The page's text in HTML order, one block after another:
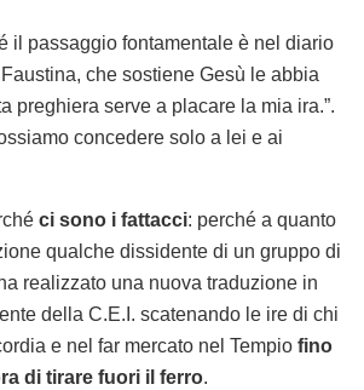
il passaggio fontamentale è nel diario
che sostiene Gesù le abbia
preghiera serve a placare la mia ira.”.
concedere solo a lei e ai
ci sono i fattacci: perché a quanto
qualche dissidente di un gruppo di
realizzato una nuova traduzione in
della C.E.I. scatenando le ire di chi
e nel far mercato nel Tempio fino
di tirare fuori il ferro.